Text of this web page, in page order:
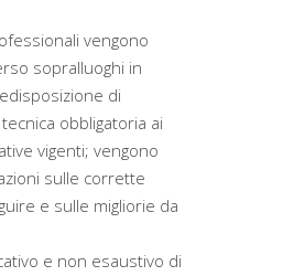
vengono
sopralluoghi in
di
obbligatoria ai
vigenti; vengono
sulle corrette
e sulle migliorie da
e non esaustivo di